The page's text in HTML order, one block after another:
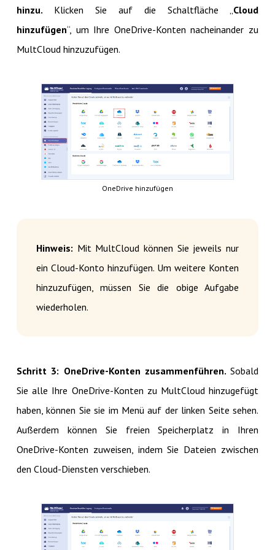
hinzu. Klicken Sie auf die Schaltfläche „ Cloud
hinzufügen“, um Ihre OneDrive-Konten nacheinander zu
MultCloud hinzuzufügen.
OneDrive hinzufügen
Hinweis: Mit MultCloud können Sie jeweils nur
ein Cloud-Konto hinzufügen. Um weitere Konten
hinzuzufügen, müssen Sie die obige Aufgabe
wiederholen.
Schritt 3: OneDrive-Konten zusammenführen.Sobald
Sie alle Ihre OneDrive-Konten zu MultCloud hinzugefügt
haben, können Sie sie im Menü auf der linken Seite sehen.
Außerdem können Sie freien Speicherplatz in Ihren
OneDrive-Konten zuweisen, indem Sie Dateien zwischen
den Cloud-Diensten verschieben.